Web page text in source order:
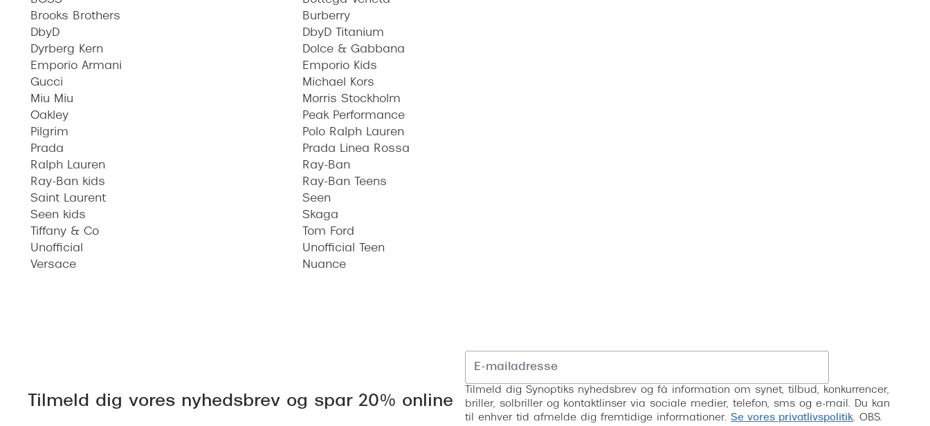
Brooks Brothers
Burberry
DbyD
DbyD Titanium
Dyrberg Kern
Dolce & Gabbana
Emporio Armani
Emporio Kids
Gucci
Michael Kors
Miu Miu
Morris Stockholm
Oakley
Peak Performance
Pilgrim
Polo Ralph Lauren
Prada
Prada Linea Rossa
Ralph Lauren
Ray-Ban
Ray-Ban kids
Ray-Ban Teens
Saint Laurent
Seen
Seen kids
Skaga
Tiffany & Co
Tom Ford
Unofficial
Unofficial Teen
Versace
Nuance
Tilmeld dig vores nyhedsbrev og spar 20% online
Tilmeld dig Synoptiks nyhedsbrev og få information om synet, tilbud, konkurrencer,
briller, solbriller og kontaktlinser via sociale medier, telefon, sms og e-mail. Du kan
til enhver tid afmelde dig fremtidige informationer. Se vores privatlivspolitik. OBS.